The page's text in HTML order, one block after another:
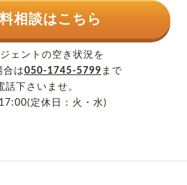
相談はこちら
ェントの空き状況を
合は050-1745-5799 まで
話下さいませ。
定休日：火・水)